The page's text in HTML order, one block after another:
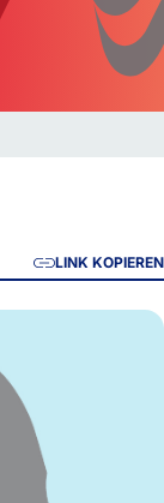
LINK KOPIEREN